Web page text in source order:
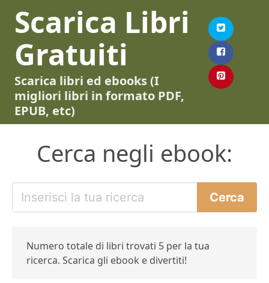
Scarica Libri
Gratuiti
Scarica libri ed ebooks (I
migliori libri in formato PDF,
EPUB, etc)
Cerca negli ebook:
Numero totale di libri trovati 5 per la tua
ricerca. Scarica gli ebook e divertiti!